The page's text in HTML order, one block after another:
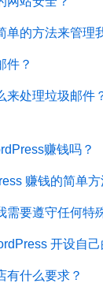
单的方法来管理
件？
来处理垃圾邮件
赚钱吗？
赚钱的简单方
需要遵守任何特
开设自己
有什么要求？